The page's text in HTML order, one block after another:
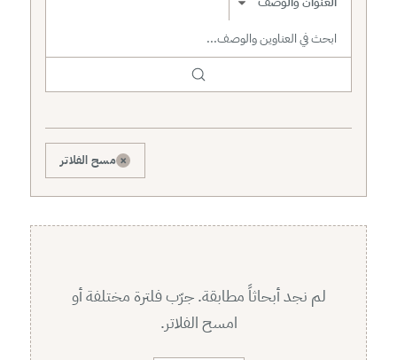
نطاق البحث
× مسح الفلاتر
لم نجد أبحاثاً مطابقة. جرّب فلترة مختلفة أو
امسح الفلاتر.